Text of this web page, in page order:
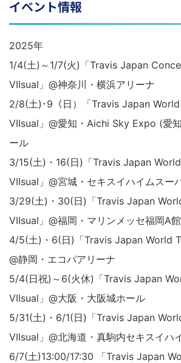
イベント情報
2025年
1/4(土)～1/7(火)「Travis Japan
VIIsual」@神奈川・横浜アリーナ
2/8(土)･9（日）「Travis Japan
VIIsual」@愛知・Aichi Sky Expo (愛
ール
3/15(土)・16(日)「Travis Japan
VIIsual」@宮城・セキスイハイムスー
3/29(土)・30(日)「Travis Japan
VIIsual」@福岡・マリンメッセ福岡A館
4/5(土)・6(日)「Travis Japan World
@静岡・エコパアリーナ
5/4(日祝)～6(火休)「Travis Japan
VIIsual」@大阪・大阪城ホール
5/31(土)・6/1(日)「Travis Japan
VIIsual」@北海道・真駒内セキスイハ
6/7(土)13:00/17:30 「Travis Japan